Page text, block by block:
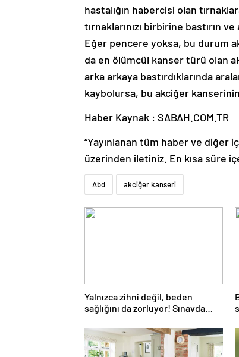
hastalığın habercisi olan
tırnaklarınızı birbirine bastırın
Eğer pencere yoksa, bu durum
da en ölümcül kanser türü olan
arka arkaya bastırdıklarında
kaybolursa, bu akciğer
Haber Kaynak : SABAH.COM.TR
“Yayınlanan tüm haber ve diğer
üzerinden iletiniz. En kısa süre
Abd akciğer kanseri
Yalnızca zihni değil, beden
sağlığını da zorluyor! Sınavda